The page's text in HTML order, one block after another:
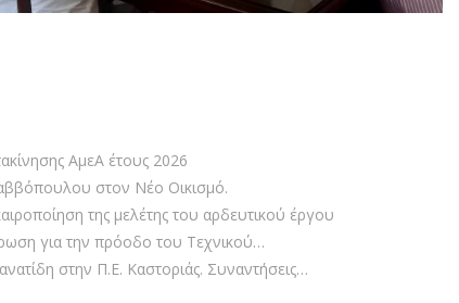
ΑμεΑ έτους 2026
στον Νέο Οικισμό.
της μελέτης του αρδευτικού έργου
για την πρόοδο του Τεχνικού…
στην Π.Ε. Καστοριάς. Συναντήσεις…